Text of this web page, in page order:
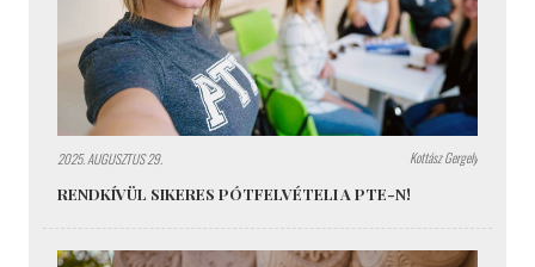
2025. AUGUSZTUS 29. Kottász Gergely
RENDKÍVÜL SIKERES PÓTFELVÉTELI A PTE-N!